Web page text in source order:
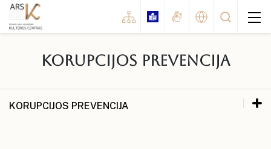
Koncertai
Korupcijos prevencija
KORUPCIJOS PREVENCIJA